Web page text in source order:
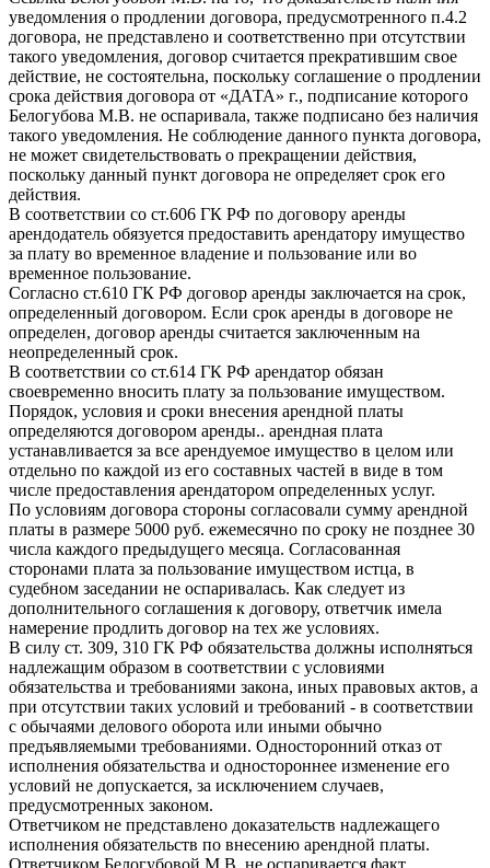
уведомления о продлении договора, предусмотренного п.4.2
договора, не представлено и соответственно при отсутствии
такого уведомления, договор считается прекратившим свое
действие, не состоятельна, поскольку соглашение о продлении
срока действия договора от «ДАТА» г., подписание которого
Белогубова М.В. не оспаривала, также подписано без наличия
такого уведомления. Не соблюдение данного пункта договора,
не может свидетельствовать о прекращении действия,
поскольку данный пункт договора не определяет срок его
действия.
В соответствии со ст.606 ГК РФ по договору аренды
арендодатель обязуется предоставить арендатору имущество
за плату во временное владение и пользование или во
временное пользование.
Согласно ст.610 ГК РФ договор аренды заключается на срок,
определенный договором. Если срок аренды в договоре не
определен, договор аренды считается заключенным на
неопределенный срок.
В соответствии со ст.614 ГК РФ арендатор обязан
своевременно вносить плату за пользование имуществом.
Порядок, условия и сроки внесения арендной платы
определяются договором аренды.. арендная плата
устанавливается за все арендуемое имущество в целом или
отдельно по каждой из его составных частей в виде в том
числе предоставления арендатором определенных услуг.
По условиям договора стороны согласовали сумму арендной
платы в размере 5000 руб. ежемесячно по сроку не позднее 30
числа каждого предыдущего месяца. Согласованная
сторонами плата за пользование имуществом истца, в
судебном заседании не оспаривалась. Как следует из
дополнительного соглашения к договору, ответчик имела
намерение продлить договор на тех же условиях.
В силу ст. 309, 310 ГК РФ обязательства должны исполняться
надлежащим образом в соответствии с условиями
обязательства и требованиями закона, иных правовых актов, а
при отсутствии таких условий и требований - в соответствии
с обычаями делового оборота или иными обычно
предъявляемыми требованиями. Односторонний отказ от
исполнения обязательства и одностороннее изменение его
условий не допускается, за исключением случаев,
предусмотренных законом.
Ответчиком не представлено доказательств надлежащего
исполнения обязательств по внесению арендной платы.